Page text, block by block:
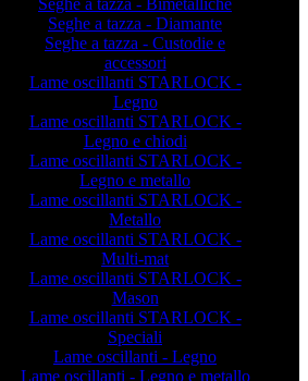
Seghe a tazza - Bimetalliche
Seghe a tazza - Diamante
Seghe a tazza - Custodie e
accessori
Lame oscillanti STARLOCK -
Legno
Lame oscillanti STARLOCK -
Legno e chiodi
Lame oscillanti STARLOCK -
Legno e metallo
Lame oscillanti STARLOCK -
Metallo
Lame oscillanti STARLOCK -
Multi-mat
Lame oscillanti STARLOCK -
Mason
Lame oscillanti STARLOCK -
Speciali
Lame oscillanti - Legno
Lame oscillanti - Legno e metallo